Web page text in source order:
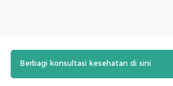
Berbagi konsultasi kesehatan di sini